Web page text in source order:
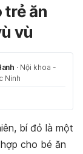
trẻ ăn
vù
· Nội khoa -
Ninh
bí đỏ là một
cho bé ăn